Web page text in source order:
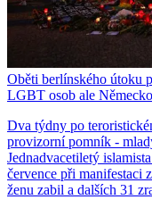
Oběti berlínského útoku
LGBT osob ale
Dva týdny po
provizorní pomník -
Jednadvacetiletý
července při
ženu zabil a dalších 31